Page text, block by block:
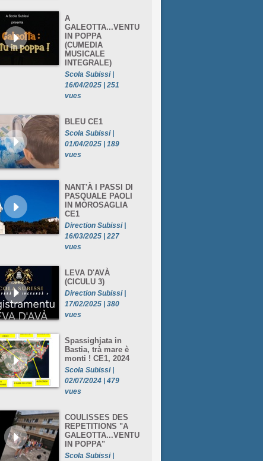
A
GALEOTTA...VENTU
IN POPPA
(CUMEDIA
MUSICALE
INTEGRALE)
Scola Subissi |
16/04/2025 | 251
vues
BLEU CE1
Scola Subissi |
01/04/2025 | 189
vues
NANT'À I PASSI DI
PASQUALE PAOLI
IN MOROSAGLIA
CE1
Direction Subissi |
16/03/2025 | 227
vues
LEVA D'AVÀ
(CICULU 3)
Direction Subissi |
17/02/2025 | 380
vues
Spassighjata in
Bastia, trà mare è
monti ! CE1, 2024
Scola Subissi |
02/07/2024 | 479
vues
COULISSES DES
REPETITIONS "A
GALEOTTA...VENTU
IN POPPA"
Scola Subissi |